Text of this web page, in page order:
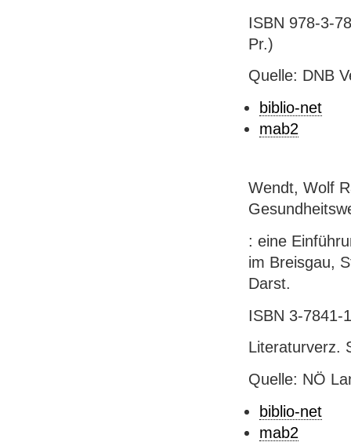
ISBN 978-3-
Pr.)
Quelle: DNB
biblio-net
mab2
Wendt, Wolf
: eine
im Breisgau,
Darst.
ISBN 3-7841-
Literaturverz.
Quelle: NÖ
biblio-net
mab2